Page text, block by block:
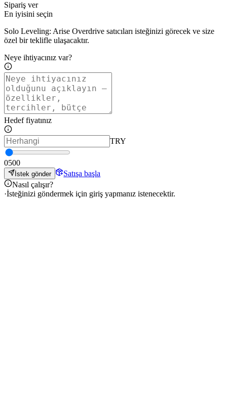
Sipariş ver
En iyisini seçin
Solo Leveling: Arise Overdrive satıcıları isteğinizi görecek ve size
özel bir teklifle ulaşacaktır.
Neye ihtiyacınız var?
Hedef fiyatınız
TRY
0500
İstek gönder
Satışa başla
Nasıl çalışır?
·İsteğinizi göndermek için giriş yapmanız istenecektir.